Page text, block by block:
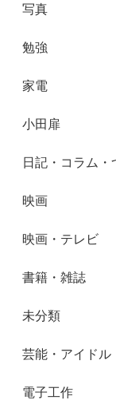
写真
勉強
家電
小田扉
日記・コラム・
映画
映画・テレビ
書籍・雑誌
未分類
芸能・アイドル
電子工作